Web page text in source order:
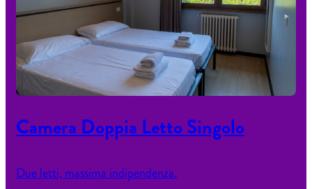
Camera Doppia Letto Singolo
Due letti, massima indipendenza.